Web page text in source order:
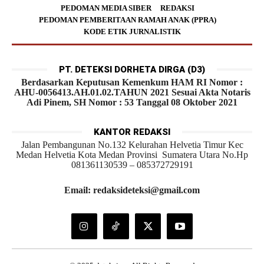
PEDOMAN MEDIA SIBER
REDAKSI
PEDOMAN PEMBERITAAN RAMAH ANAK (PPRA)
KODE ETIK JURNALISTIK
PT. DETEKSI DORHETA DIRGA (D3)
Berdasarkan Keputusan Kemenkum HAM RI Nomor :
AHU-0056413.AH.01.02.TAHUN 2021 Sesuai Akta Notaris
Adi Pinem, SH Nomor : 53 Tanggal 08 Oktober 2021
KANTOR REDAKSI
Jalan Pembangunan No.132 Kelurahan Helvetia Timur Kec
Medan Helvetia Kota Medan Provinsi Sumatera Utara No.Hp
081361130539 – 085372729191
Email: redaksideteksi@gmail.com